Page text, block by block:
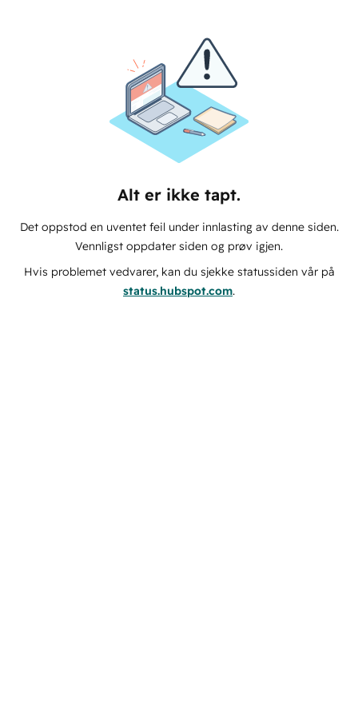
Alt er ikke tapt.
Det oppstod en uventet feil under innlasting av denne siden.
Vennligst oppdater siden og prøv igjen.
Hvis problemet vedvarer, kan du sjekke statussiden vår på
status.hubspot.com.